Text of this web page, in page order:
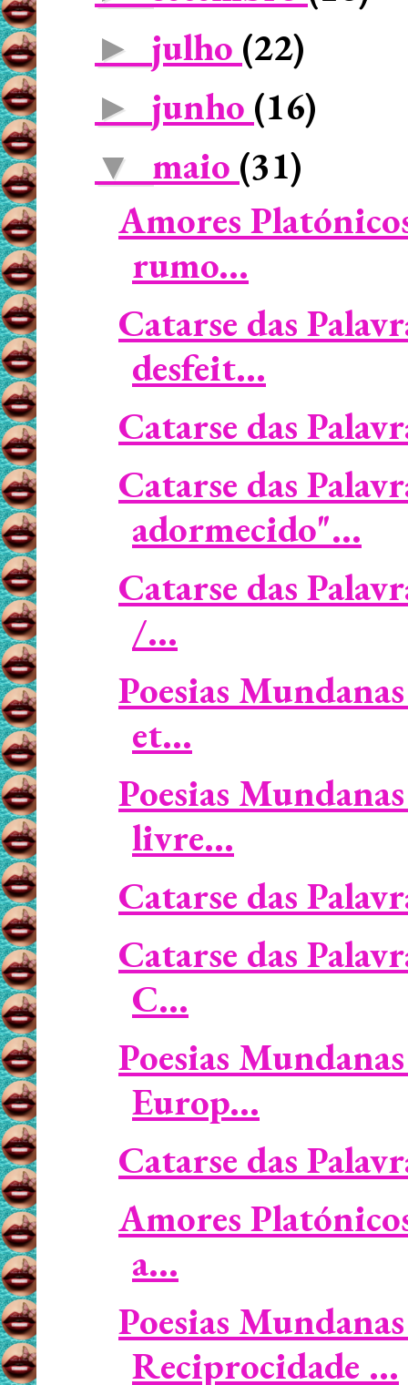
► julho (22)
► junho (16)
▼ maio (31)
Amores
rumo...
Catarse das
desfeit...
Catarse das
Catarse das
adormecido"...
Catarse das
/...
Poesias
et...
Poesias
livre...
Catarse das
Catarse das
C...
Poesias
Europ...
Catarse das
Amores
a...
Poesias
Reciprocidade ...